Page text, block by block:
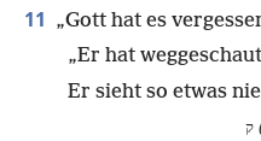
11 „Gott hat es
„Er hat
Er sieht so etwas